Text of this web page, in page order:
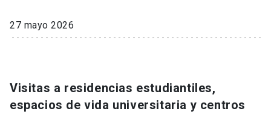
Información para keyboard_arrow_down
27 mayo 2026
Visitas a residencias estudiantiles,
espacios de vida universitaria y centros